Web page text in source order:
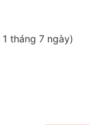
1 tháng 7 ngày)